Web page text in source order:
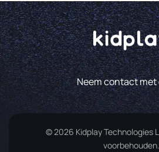
Neem contact met
© 2026 Kidplay Technologies
voorbehouden.